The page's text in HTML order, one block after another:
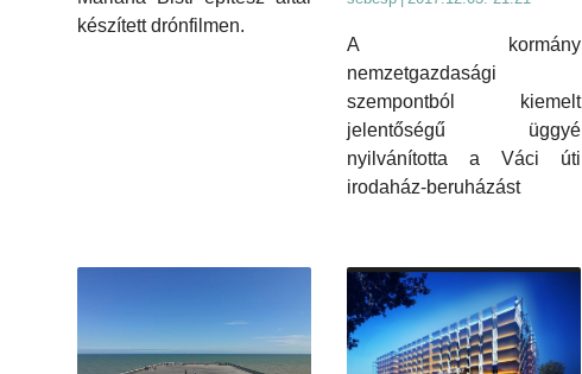
készített drónfilmen.
A kormány
nemzetgazdasági
szempontból kiemelt
jelentőségű üggyé
nyilvánította a Váci úti
irodaház-beruházást